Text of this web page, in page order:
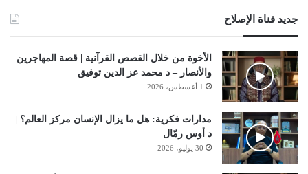
جديد قناة الإصلاح
الأخوة من خلال القصص القرآنية | قصة المهاجرين
والأنصار – د محمد عز الدين توفيق
1 أغسطس، 2026
مدارات فكرية: هل ما يزال الإنسان مركز العالم؟ |
د أوس رمّال
30 يوليو، 2026